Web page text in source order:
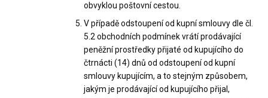
obvyklou poštovní cestou.
V případě odstoupení od kupní smlouvy dle čl.
5.2 obchodních podmínek vrátí prodávající
peněžní prostředky přijaté od kupujícího do
čtrnácti (14) dnů od odstoupení od kupní
smlouvy kupujícím, a to stejným způsobem,
jakým je prodávající od kupujícího přijal,